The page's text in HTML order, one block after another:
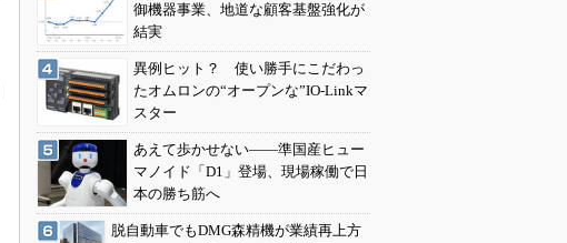
御機器事業、地道な顧客基盤強化が
結実
異例ヒット？ 使い勝手にこだわっ
たオムロンの“オープンな”IO-Linkマ
スター
あえて歩かせない――準国産ヒュー
マノイド「D1」登場、現場稼働で日
本の勝ち筋へ
脱自動車でもDMG森精機が業績再上方